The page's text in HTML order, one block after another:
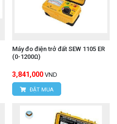
Máy đo điện trở đất SEW 1105 ER
(0-1200Ω)
3,841,000 VND
ĐẶT MUA